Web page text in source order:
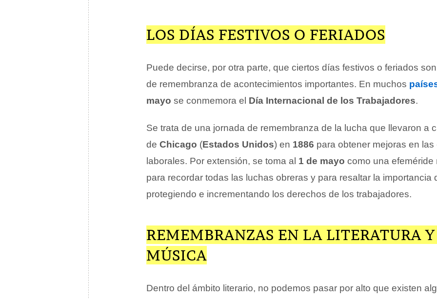
LOS DÍAS FESTIVOS O FERIADOS
Puede decirse, por otra parte, que ciertos días festivos o feriados
de remembranza de acontecimientos importantes. En muchos
mayo se conmemora el Día Internacional de los Trabajadores.
Se trata de una jornada de remembranza de la lucha que llevaron a
de Chicago (Estados Unidos) en 1886 para obtener mejoras en
laborales. Por extensión, se toma al 1 de mayo como una efeméride
para recordar todas las luchas obreras y para resaltar la importancia
protegiendo e incrementando los derechos de los trabajadores.
REMEMBRANZAS EN LA LITERATURA
MÚSICA
Dentro del ámbito literario, no podemos pasar por alto que existen